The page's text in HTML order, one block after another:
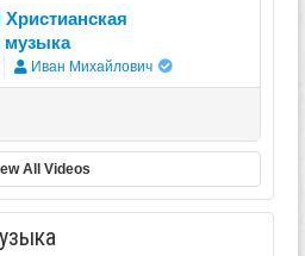
музыка
Иван Михайлович
All Videos